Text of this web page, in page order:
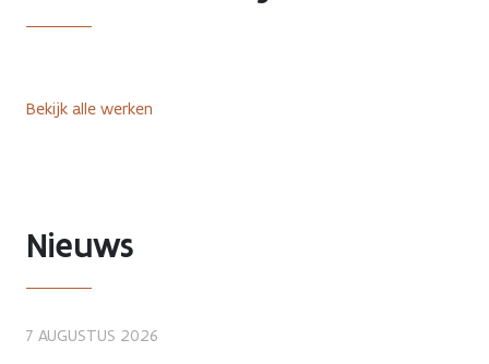
Bekijk alle werken
Nieuws
7 AUGUSTUS 2026